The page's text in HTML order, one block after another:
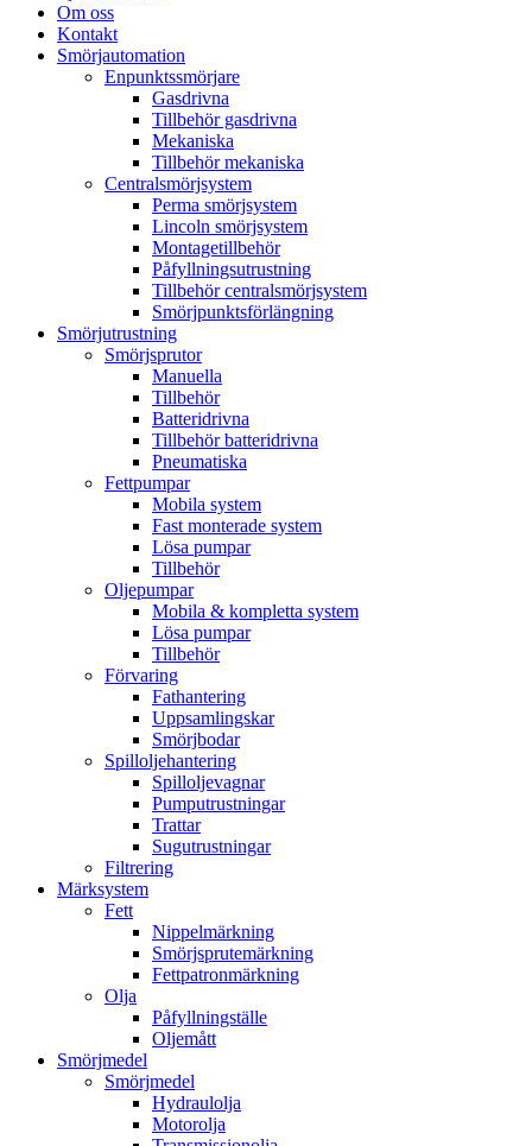
Om oss
Kontakt
Smörjautomation
Enpunktssmörjare
Gasdrivna
Tillbehör gasdrivna
Mekaniska
Tillbehör mekaniska
Centralsmörjsystem
Perma smörjsystem
Lincoln smörjsystem
Montagetillbehör
Påfyllningsutrustning
Tillbehör centralsmörjsystem
Smörjpunktsförlängning
Smörjutrustning
Smörjsprutor
Manuella
Tillbehör
Batteridrivna
Tillbehör batteridrivna
Pneumatiska
Fettpumpar
Mobila system
Fast monterade system
Lösa pumpar
Tillbehör
Oljepumpar
Mobila & kompletta system
Lösa pumpar
Tillbehör
Förvaring
Fathantering
Uppsamlingskar
Smörjbodar
Spilloljehantering
Spilloljevagnar
Pumputrustningar
Trattar
Sugutrustningar
Filtrering
Märksystem
Fett
Nippelmärkning
Smörjsprutemärkning
Fettpatronmärkning
Olja
Påfyllningställe
Oljemått
Smörjmedel
Smörjmedel
Hydraulolja
Motorolja